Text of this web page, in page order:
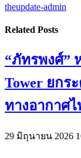
theupdate-admin
Related Posts
“ภัทรพงศ์”
Tower ยกร
ทางอากาศไ
29 มิถุนายน 2026